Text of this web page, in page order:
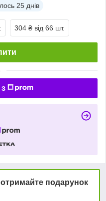
25 днів
304 ₴ від 66 шт.
отримайте подарунок